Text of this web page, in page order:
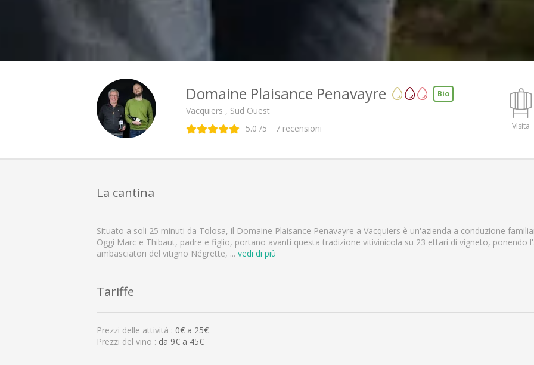
Domaine Plaisance Penavayre Bio
Vacquiers , Sud Ouest
5.0 /5 7 recensioni Visita
La cantina
Situato a soli 25 minuti da Tolosa, il Domaine Plaisance Penavayre a Vacquiers è un'azienda a conduzione
Oggi Marc e Thibaut, padre e figlio, portano avanti questa tradizione vitivinicola su 23 ettari di vigneto, ponendo
ambasciatori del vitigno Négrette, ... vedi di più
Tariffe
Prezzi delle attività : 0€ a 25€
Prezzi del vino : da 9€ a 45€